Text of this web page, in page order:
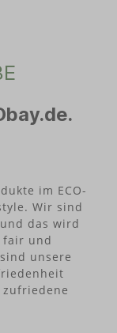
im ECO-
Wir sind
das wird
fair und
unsere